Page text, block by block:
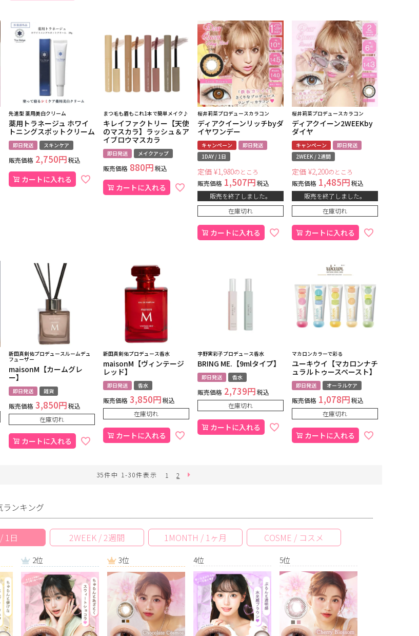
先進型 薬用美白クリーム
薬用トラネージュ ホワイ
トニングスポットクリーム
即日発送 スキンケア
販売価格 2,750 税込
カートに入れる
まつ毛も眉もこれ1本で簡単メイク♪
キレイファクトリー【天使
のマスカラ】ラッシュ＆ア
イブロウマスカラ
即日発送 メイクアップ
販売価格 880 税込
カートに入れる
桜井莉菜プロデュースカラコン
ディアクイーンリッチbyダ
イヤワンデー
キャンペーン
即日発送
1DAY / 1日
定価 ¥1,980のところ
販売価格 1,507
税込
販売を終了しました。
在庫切れ
カートに入れる
桜井莉菜プロデュースカラコン
ディアクイーン2WEEKby
ダイヤ
キャンペーン
即日発送
2WEEK / 2週間
定価 ¥2,200のところ
販売価格 1,485
税込
販売を終了しました。
在庫切れ
カートに入れる
新田真剣佑プロデュースルームデュ
フューザー
maisonM【カームグレ
ー】
即日発送 雑貨
販売価格 3,850
税込
在庫切れ
カートに入れる
新田真剣佑プロデュース香水
maisonM【ヴィンテージ
レッド】
即日発送 香水
販売価格 3,850
税込
在庫切れ
カートに入れる
宇野実彩子プロデュース香水
BRING ME.【9mlタイプ】
即日発送 香水
販売価格 2,739
税込
在庫切れ
カートに入れる
マカロンカラーで彩る
ユーキウイ【マカロンナチ
ュラルトゥースペースト】
即日発送 オーラルケア
販売価格 1,078
税込
在庫切れ
カートに入れる
35件中 1-30件表示 1 2
ランキング
1日 2WEEK / 2週間 1MONTH / 1ヶ月 COSME / コスメ
2位 3位 4位 5位